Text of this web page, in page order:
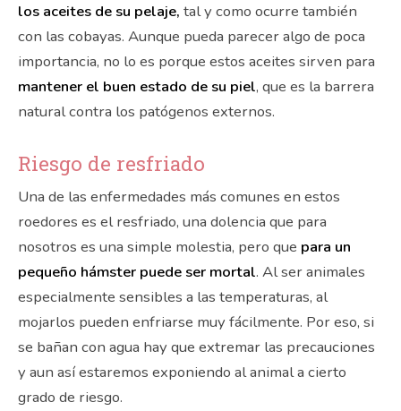
los aceites de su pelaje, tal y como ocurre también
con las cobayas. Aunque pueda parecer algo de poca
importancia, no lo es porque estos aceites sirven para
mantener el buen estado de su piel, que es la barrera
natural contra los patógenos externos.
Riesgo de resfriado
Una de las enfermedades más comunes en estos
roedores es el resfriado, una dolencia que para
nosotros es una simple molestia, pero que para un
pequeño hámster puede ser mortal. Al ser animales
especialmente sensibles a las temperaturas, al
mojarlos pueden enfriarse muy fácilmente. Por eso, si
se bañan con agua hay que extremar las precauciones
y aun así estaremos exponiendo al animal a cierto
grado de riesgo.